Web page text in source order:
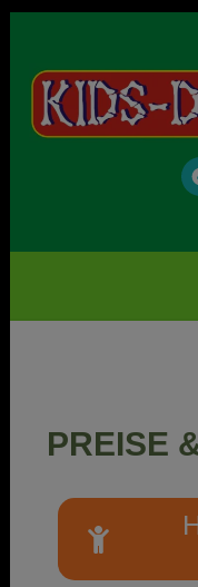
„Kids-Dinoworld“
Hallen, die mit
PREISE